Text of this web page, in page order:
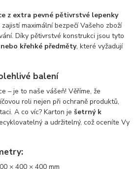
z extra pevné pětivrstvé lepenky
maximální bezpečí Vašeho zboží
Díky pětivrstvé konstrukci jsou tyto
křehké předměty, které vyžadují
balení
– je to naše vášeň! Věříme, že
roli nejen při ochraně produktů,
A co víc? Karton ješetrný k
a udržitelný, což oceníte Vy
× 400 × 400 mm